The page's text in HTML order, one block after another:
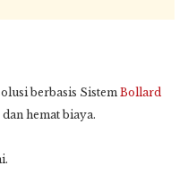
berbasis Sistem Bollard
hemat biaya.